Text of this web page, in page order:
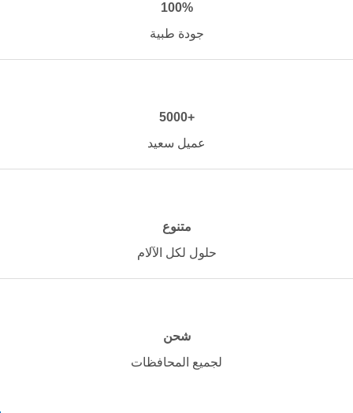
100%
جودة طبية
+5000
عميل سعيد
متنوع
حلول لكل الآلام
شحن
لجميع المحافظات